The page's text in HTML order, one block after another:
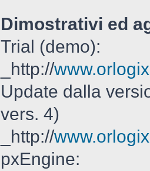
Dimostrativi ed
Trial (demo):
_http://
Update dalla
vers. 4)
_http://
pxEngine: